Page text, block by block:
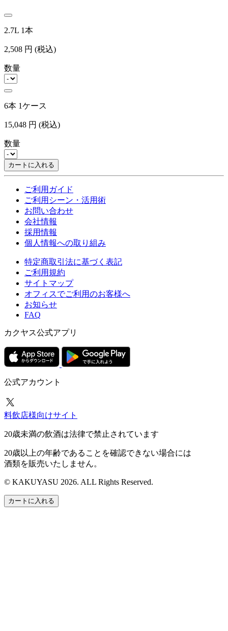
2.7L 1本
2,508 円 (税込)
数量
6本 1ケース
15,048 円 (税込)
数量
カートに入れる
ご利用ガイド
ご利用シーン・活用術
お問い合わせ
会社情報
採用情報
個人情報への取り組み
特定商取引法に基づく表記
ご利用規約
サイトマップ
オフィスでご利用のお客様へ
お知らせ
FAQ
カクヤス公式アプリ
公式アカウント
料飲店様向けサイト
20歳未満の飲酒は法律で禁止されています
20歳以上の年齢であることを確認できない場合には
酒類を販売いたしません。
© KAKUYASU 2026. ALL Rights Reserved.
カートに入れる